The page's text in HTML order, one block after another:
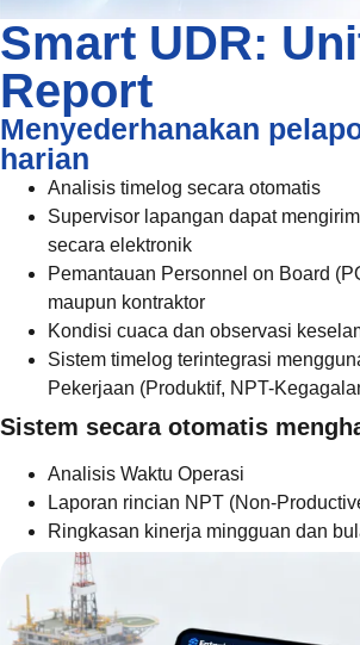
Smart UDR:
Report
Menyederhanakan
harian
Analisis timelog secara otomatis
Supervisor lapangan dapat
secara elektronik
Pemantauan Personnel on Board
maupun kontraktor
Kondisi cuaca dan observasi
Sistem timelog terintegrasi
Pekerjaan (Produktif, NPT-
Sistem secara otomatis
Analisis Waktu Operasi
Laporan rincian NPT (Non-
Ringkasan kinerja mingguan dan